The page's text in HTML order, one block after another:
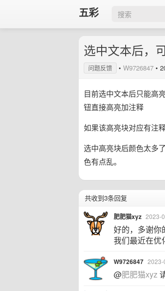
五彩
选中文本后，
问题反馈
• W9726847 •
目前选中文本后只能高
钮直接高亮加注释
如果该高亮块对应有注
选中高亮块后颜色太多
色有点乱。
共收到3条回复
肥肥猫xyz 2023-
好的，多谢你
我们最近在优
W9726847 2023-
@肥肥猫xyz